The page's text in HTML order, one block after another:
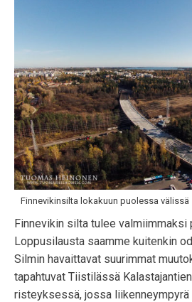
Finnevikinsilta lokakuun puolessa välissä
Finnevikin silta tulee valmiimmaksi
Loppusilausta saamme kuitenkin
Silmin havaittavat suurimmat
tapahtuvat Tiistilässä
risteyksessä, jossa liikenneympyrä